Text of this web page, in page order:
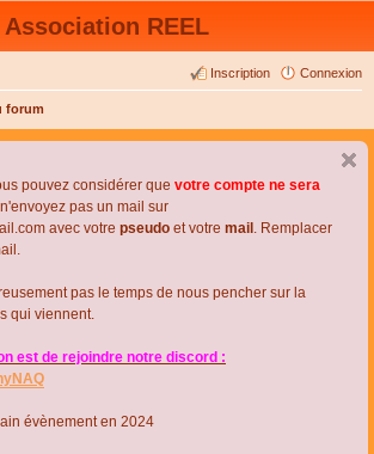
Association REEL
Connexion
Inscription
forum
pouvez considérer que votre compte ne sera
pas un mail sur
avec votre pseudo et votre mail . Remplacer
pas le temps de nous pencher sur la
qui viennent.
est de rejoindre notre discord :
évènement en 2024